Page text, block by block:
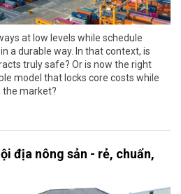
at low levels while schedule
a durable way. In that context, is
truly safe? Or is now the right
model that locks core costs while
the market?
địa nông sản - rẻ, chuẩn,